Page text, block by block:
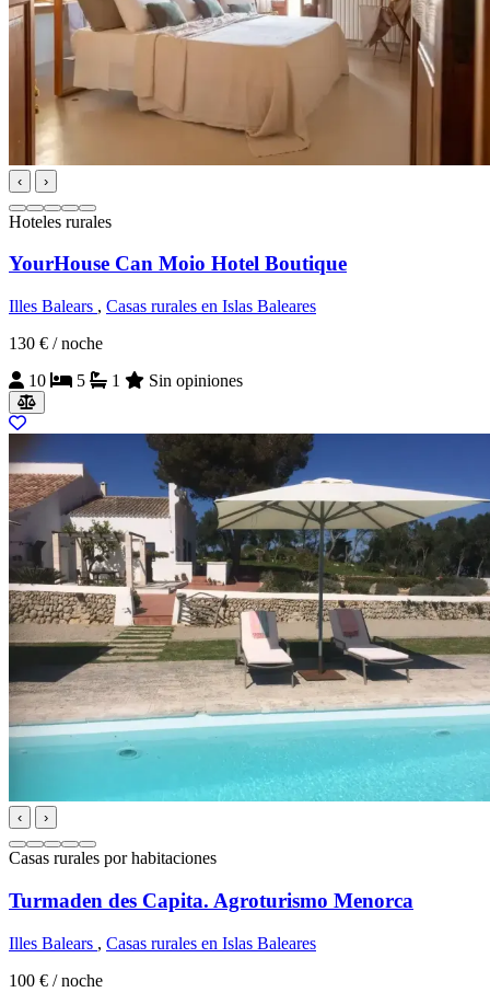
‹ ›
Hoteles rurales
YourHouse Can Moio Hotel Boutique
Illes Balears , Casas rurales en Islas Baleares
130 € / noche
10
5 1 Sin opiniones
‹ ›
Casas rurales por habitaciones
Turmaden des Capita. Agroturismo Menorca
Illes Balears , Casas rurales en Islas Baleares
100 € / noche